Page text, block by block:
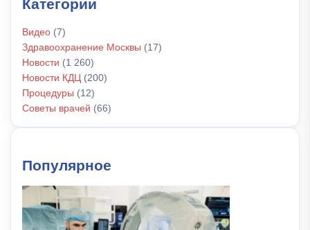
Категории
Видео (7)
Здравоохранение Москвы (17)
Новости (1 260)
Новости КДЦ (200)
Процедуры (12)
Советы врачей (66)
Популярное